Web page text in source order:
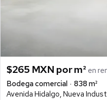
$265 MXN por m² en
Bodega comercial
838 m²
Avenida Hidalgo, Nueva